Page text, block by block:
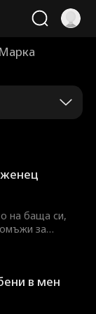
Марка
на баща си,
за
всички.
двамата
три правила,
в мен